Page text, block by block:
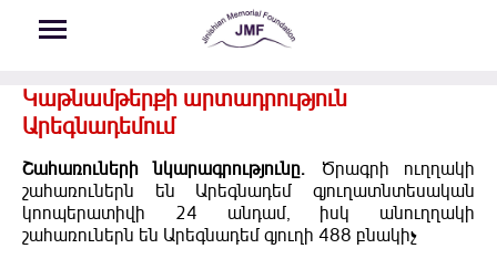
Կաթնամթերքի արտադրություն
Արեգնադեմում
Շահառուների նկարագրությունը.
Ծրագրի ուղղակի
շահառուներն են Արեգնադեմ գյուղատնտեսական
կոոպերատիվի 24 անդամ, իսկ անուղղակի
շահառուներն են Արեգնադեմ գյուղի 488 բնակիչ